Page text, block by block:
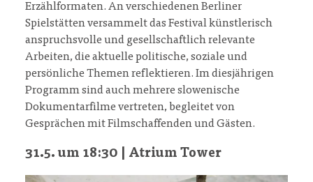
Erzählformaten. An verschiedenen Berliner
Spielstätten versammelt das Festival künstlerisch
anspruchsvolle und gesellschaftlich relevante
Arbeiten, die aktuelle politische, soziale und
persönliche Themen reflektieren. Im diesjährigen
Programm sind auch mehrere slowenische
Dokumentarfilme vertreten, begleitet von
Gesprächen mit Filmschaffenden und Gästen.
31.5. um 18:30 | Atrium Tower